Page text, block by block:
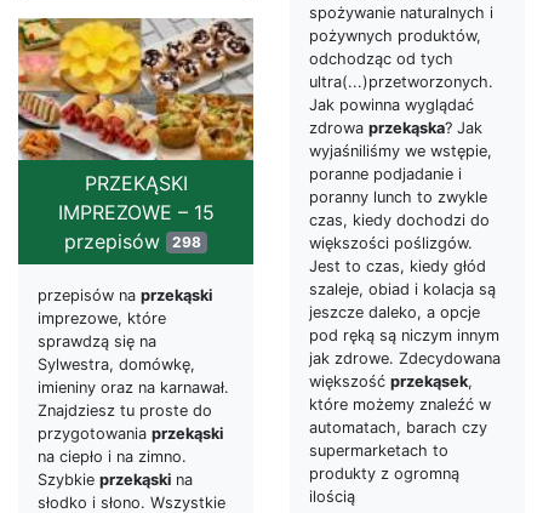
spożywanie naturalnych i
pożywnych produktów,
odchodząc od tych
ultra(...)przetworzonych.
Jak powinna wyglądać
zdrowa przekąska? Jak
wyjaśniliśmy we wstępie,
poranne podjadanie i
poranny lunch to zwykle
czas, kiedy dochodzi do
większości poślizgów.
Jest to czas, kiedy głód
szaleje, obiad i kolacja są
jeszcze daleko, a opcje
pod ręką są niczym innym
jak zdrowe. Zdecydowana
większość przekąsek,
które możemy znaleźć w
automatach, barach czy
supermarketach to
produkty z ogromną
ilością
PRZEKĄSKI
IMPREZOWE – 15
przepisów 298
przepisów na przekąski
imprezowe, które
sprawdzą się na
Sylwestra, domówkę,
imieniny oraz na karnawał.
Znajdziesz tu proste do
przygotowania przekąski
na ciepło i na zimno.
Szybkie przekąski na
słodko i słono. Wszystkie